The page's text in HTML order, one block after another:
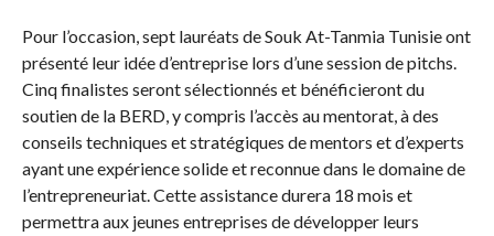
Pour l’occasion, sept lauréats de Souk At-Tanmia Tunisie ont
présenté leur idée d’entreprise lors d’une session de pitchs.
Cinq finalistes seront sélectionnés et bénéficieront du
soutien de la BERD, y compris l’accès au mentorat, à des
conseils techniques et stratégiques de mentors et d’experts
ayant une expérience solide et reconnue dans le domaine de
l’entrepreneuriat. Cette assistance durera 18 mois et
permettra aux jeunes entreprises de développer leurs